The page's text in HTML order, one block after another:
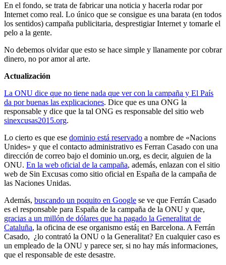
En el fondo, se trata de fabricar una noticia y hacerla rodar por
Internet como real. Lo único que se consigue es una barata (en todos
los sentidos) campaña publicitaria, desprestigiar Internet y tomarle el
pelo a la gente.
No debemos olvidar que esto se hace simple y llanamente por cobrar
dinero, no por amor al arte.
Actualización
La ONU dice que no tiene nada que ver con la campaña y El Paí­s
da por buenas las explicaciones. Dice que es una ONG la
responsable y dice que la tal ONG es responsable del sitio web
sinexcusas2015.org.
Lo cierto es que ese dominio está reservado a nombre de «Nacions
Unides» y que el contacto administrativo es Ferran Casado con una
dirección de correo bajo el dominio un.org, es decir, alguien de la
ONU. En la web oficial de la campaña, además, enlazan con el sitio
web de Sin Excusas como sitio oficial en España de la campaña de
las Naciones Unidas.
Además, buscando un poquito en Google se ve que Ferrán Casado
es el responsable para España de la campaña de la ONU y que,
gracias a un millón de dólares que ha pagado la Generalitat de
Cataluña, la oficina de ese organismo está¡ en Barcelona. A Ferrán
Casado, ¿lo contrató la ONU o la Generalitat? En cualquier caso es
un empleado de la ONU y parece ser, si no hay más informaciones,
que el responsable de este desastre.